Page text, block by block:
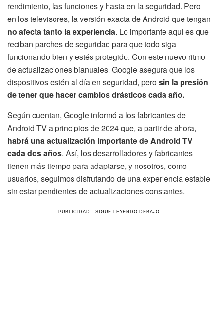
rendimiento, las funciones y hasta en la seguridad. Pero
en los televisores, la versión exacta de Android que tengan
no afecta tanto la experiencia. Lo importante aquí es que
reciban parches de seguridad para que todo siga
funcionando bien y estés protegido. Con este nuevo ritmo
de actualizaciones bianuales, Google asegura que los
dispositivos estén al día en seguridad, perosin la presión
de tener que hacer cambios drásticos cada año.
Según cuentan, Google informó a los fabricantes de
Android TV a principios de 2024 que, a partir de ahora,
habrá una actualización importante de Android TV
cada dos años. Así, los desarrolladores y fabricantes
tienen más tiempo para adaptarse, y nosotros, como
usuarios, seguimos disfrutando de una experiencia estable
sin estar pendientes de actualizaciones constantes.